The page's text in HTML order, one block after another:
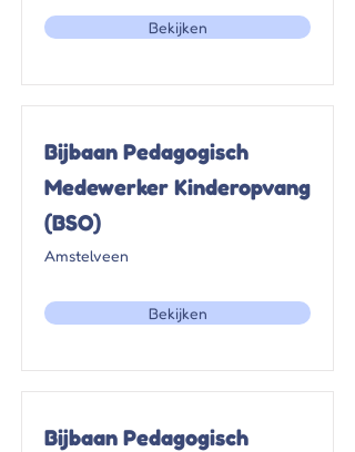
Bekijken
Bijbaan Pedagogisch
Medewerker Kinderopvang
(BSO)
Amstelveen
Bekijken
Bijbaan Pedagogisch